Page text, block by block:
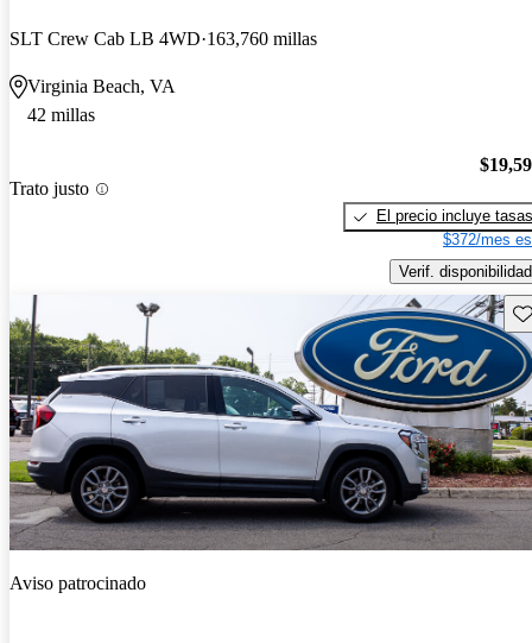
SLT Crew Cab LB 4WD 163,760 millas
Virginia Beach, VA
42 millas
Trato justo
El precio incluye tasas
$372/mes
Verif. disponibilidad
Aviso patrocinado